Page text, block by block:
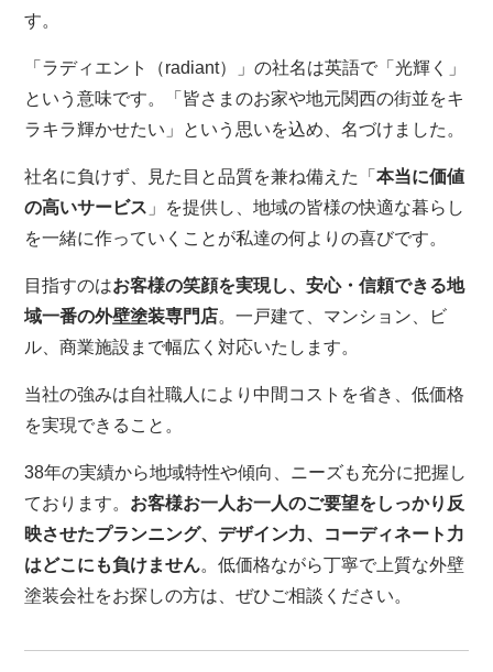
す。
「ラディエント（radiant）」の社名は英語で「光輝く」
という意味です。「皆さまのお家や地元関西の街並をキ
ラキラ輝かせたい」という思いを込め、名づけました。
社名に負けず、見た目と品質を兼ね備えた「本当に価値
の高いサービス 」を提供し、地域の皆様の快適な暮らし
を一緒に作っていくことが私達の何よりの喜びです。
目指すのはお客様の笑顔を実現し、安心・信頼できる地
域一番の外壁塗装専門店。一戸建て、マンション、ビ
ル、商業施設まで幅広く対応いたします。
当社の強みは自社職人により中間コストを省き、低価格
を実現できること。
38年の実績から地域特性や傾向、ニーズも充分に把握し
ております。 お客様お一人お一人のご要望をしっかり反
映させたプランニング、デザイン力、コーディネート力
はどこにも負けません。低価格ながら丁寧で上質な外壁
塗装会社をお探しの方は、ぜひご相談ください。